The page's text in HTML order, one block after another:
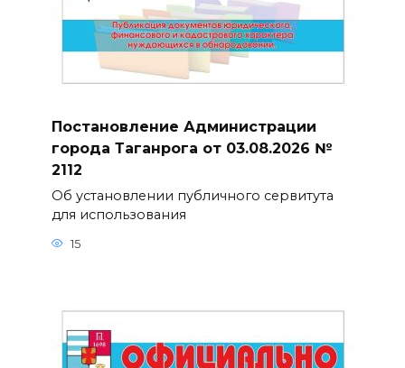
Постановление Администрации
города Таганрога от 03.08.2026 №
2112
Об установлении публичного сервитута
для использования
15